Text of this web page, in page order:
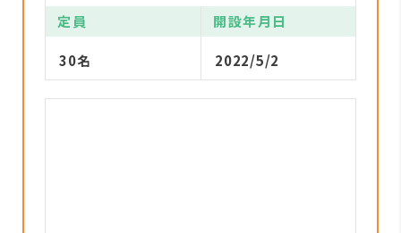
定員 開設年月日
30名 2022/5/2